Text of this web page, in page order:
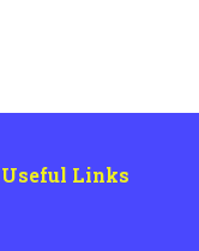
Useful Links